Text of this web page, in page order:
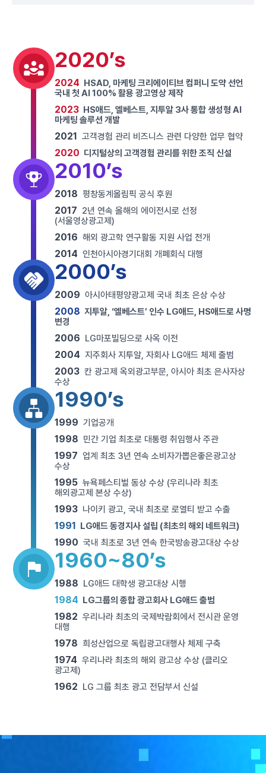
1960~80’s
1988 LG애드 대학생 광고대상 시행
1984 LG그룹의 종합 광고회사 LG애드 출범
1982 우리나라 최초의 국제박람회에서 전시관 운영
대행
1978 희성산업으로 독립광고대행사 체제 구축
1974 우리나라 최초의 해외 광고상 수상 (클리오
광고제)
1962 LG 그룹 최초 광고 전담부서 신설
1990’s
1999 기업공개
1998 민간 기업 최초로 대통령 취임행사 주관
1997 업계 최초 3년 연속 소비자가뽑은좋은광고상
수상
1995 뉴욕페스티벌 동상 수상 (우리나라 최초
해외광고제 본상 수상)
1993 나이키 광고, 국내 최초로 로열티 받고 수출
1991 LG애드 동경지사 설립 (최초의 해외 네트워크)
1990 국내 최초로 3년 연속 한국방송광고대상 수상
2000’s
2009 아시아태평양광고제 국내 최초 은상 수상
2008 지투알, ‘엘베스트’ 인수 LG애드, HS애드로 사명
변경
2006 LG마포빌딩으로 사옥 이전
2004 지주회사 지투알, 자회사 LG애드 체제 출범
2003 칸 광고제 옥외광고부문, 아시아 최초 은사자상
수상
2010’s
2018 평창동계올림픽 공식 후원
2017 2년 연속 올해의 에이전시로 선정
(서울영상광고제)
2016 해외 광고학 연구활동 지원 사업 전개
2014 인천아시아경기대회 개폐회식 대행
2020’s
2024 HSAD, 마케팅 크리에이티브 컴퍼니 도약 선언
국내 첫 AI 100% 활용 광고영상 제작
2023 HS애드, 엘베스트, 지투알 3사 통합 생성형 AI
마케팅 솔루션 개발
2021 고객경험 관리 비즈니스 관련 다양한 업무 협약
2020 디지털상의 고객경험 관리를 위한 조직 신설